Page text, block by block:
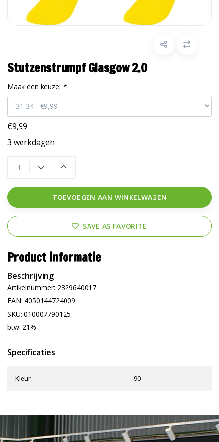
Stutzenstrumpf Glasgow 2.0
Maak een keuze: *
€9,99
3 werkdagen
TOEVOEGEN AAN WINKELWAGEN
SAVE AS FAVORITE
Product informatie
Beschrijving
Artikelnummer: 2329640017
EAN: 4050144724009
SKU: 010007790125
btw: 21%
Specificaties
Kleur 90